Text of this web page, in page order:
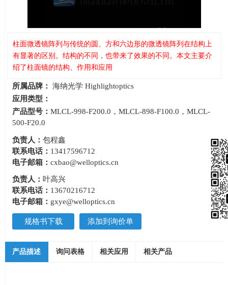
柱面微透镜阵列与传统的圆、方和六边形的微透镜阵列在结构上
有显著的区别。结构的不同，也带来了效果的不同。本文主要介
绍了柱面镜的结构、作用和应用
所属品牌：
海纳光学 Highlightoptics
应用类型：
产品型号：MLCL-998-F200.0，MLCL-898-F100.0，MLCL-
500-F20.0
负责人：包程鑫
联系电话： 13417596712
电子邮箱：cxbao@welloptics.cn
负责人：叶高兴
联系电话： 13670216712
电子邮箱： gxye@welloptics.cn
规格书下载 添加到询价单
产品描述 询问表格 相关应用 相关产品